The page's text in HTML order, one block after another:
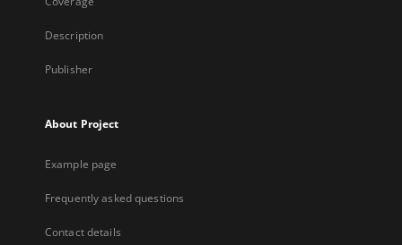
Description
Publisher
About Project
Example page
Frequently asked questions
Contact details